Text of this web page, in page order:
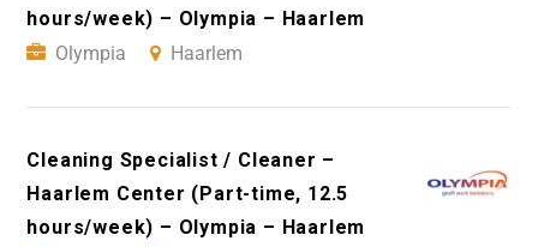
hours/week) – Olympia – Haarlem
Olympia
Haarlem
Cleaning Specialist / Cleaner –
Haarlem Center (Part-time, 12.5
hours/week) – Olympia – Haarlem